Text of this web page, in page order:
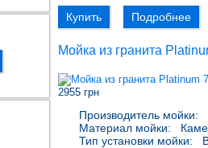
Купить Подробнее
Мойка из гранита
2955 грн
Производитель мойки:
Материал мойки:
Тип установки мойки: